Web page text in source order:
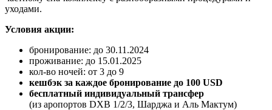
уходами.
Условия акции:
бронирование: до 30.11.2024
проживание: до 15.01.2025
кол-во ночей: от 3 до 9
кешбэк за каждое бронирование до 100 USD
бесплатный индивидуальный трансфер
(из аропортов DXB 1/2/3, Шарджа и Аль Мактум)